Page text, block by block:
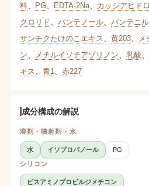
料、 PG、 EDTA-2Na、 カッシアヒド
クロリド
パンテノール、 パンテニ
サンチクたけのこエキス
黄203、
メ
ン
メチルイソチアゾリノン 乳酸
キス
青1 赤227
成分構成の解説
溶剤・噴射剤・水
水 イソプロパノール
PG
シリコン
ビスアミノプロピルジメチコン